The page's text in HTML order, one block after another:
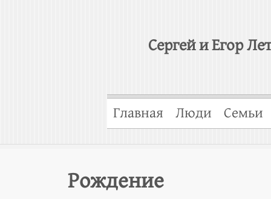
Сергей и Егор
Главная Люди Семьи
Рождение